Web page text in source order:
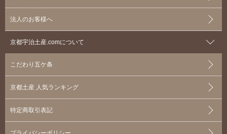
法人のお客様へ
京都宇治土産.comについて
こだわり五ケ条
京都土産 人気ランキング
特定商取引表記